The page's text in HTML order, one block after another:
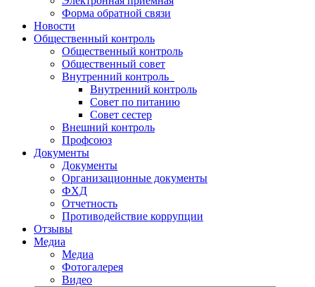
Форма обратной связи
Новости
Общественный контроль
Общественный контроль
Общественный совет
Внутренний контроль
Внутренний контроль
Совет по питанию
Совет сестер
Внешний контроль
Профсоюз
Документы
Документы
Организационные документы
ФХД
Отчетность
Противодействие коррупции
Отзывы
Медиа
Медиа
Фотогалерея
Видео